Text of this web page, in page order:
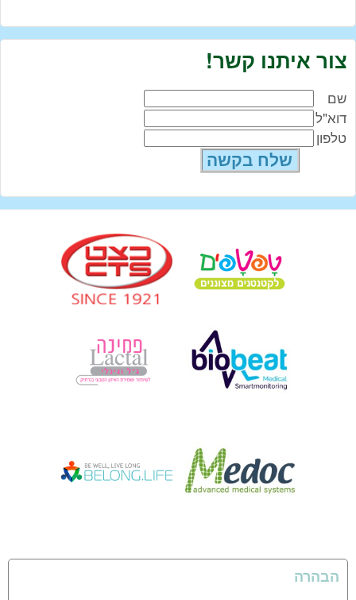
צור איתנו קשר!
שם
דוא"ל
טלפון
הבהרה